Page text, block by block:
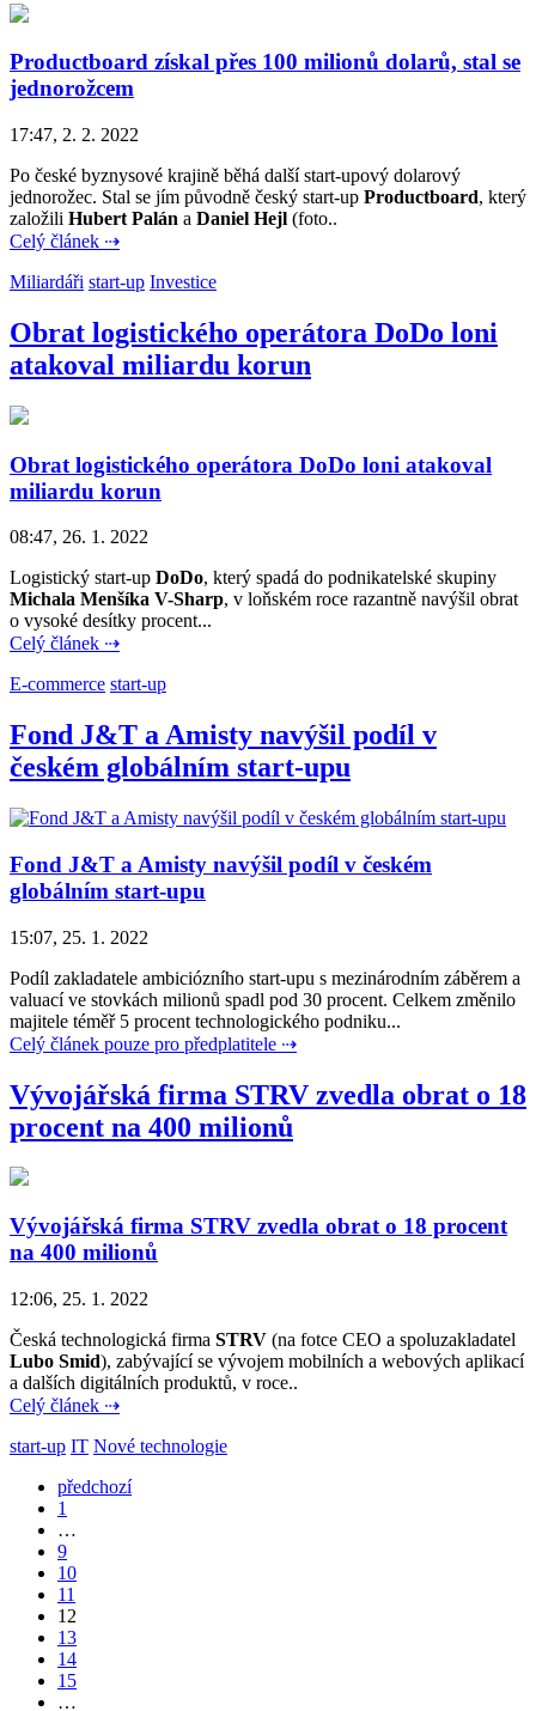
Productboard získal přes 100 milionů dolarů, stal se
jednorožcem
17:47, 2. 2. 2022
Po české byznysové krajině běhá další start-upový dolarový
jednorožec. Stal se jím původně český start-up Productboard, který
založili Hubert Palán a Daniel Hejl (foto..
Celý článek ⇢
Miliardáři start-up Investice
Obrat logistického operátora DoDo loni
atakoval miliardu korun
Obrat logistického operátora DoDo loni atakoval
miliardu korun
08:47, 26. 1. 2022
Logistický start-up DoDo, který spadá do podnikatelské skupiny
Michala Menšíka V-Sharp, v loňském roce razantně navýšil obrat
o vysoké desítky procent...
Celý článek ⇢
E-commerce start-up
Fond J&T a Amisty navýšil podíl v
českém globálním start-upu
Fond J&T a Amisty navýšil podíl v českém
globálním start-upu
15:07, 25. 1. 2022
Podíl zakladatele ambiciózního start-upu s mezinárodním záběrem a
valuací ve stovkách milionů spadl pod 30 procent. Celkem změnilo
majitele téměř 5 procent technologického podniku...
Celý článek pouze pro předplatitele ⇢
Vývojářská firma STRV zvedla obrat o 18
procent na 400 milionů
Vývojářská firma STRV zvedla obrat o 18 procent
na 400 milionů
12:06, 25. 1. 2022
Česká technologická firma STRV (na fotce CEO a spoluzakladatel
Lubo Smid), zabývající se vývojem mobilních a webových aplikací
a dalších digitálních produktů, v roce..
Celý článek ⇢
start-up IT Nové technologie
předchozí
1
…
9
10
11
12
13
14
15
…